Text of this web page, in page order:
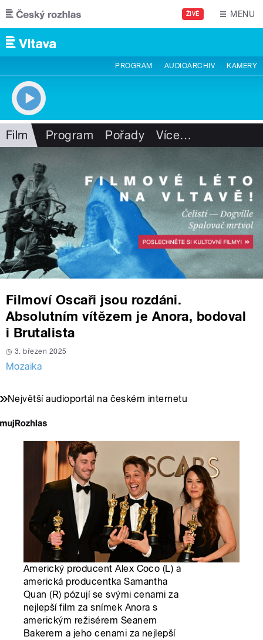
Přejít k hlavnímu obsahu
ŽIVĚ MENU
PROGRAM AUDIOARCHIV KAMERY
Film Program Pořady Více…
Filmoví Oscaři jsou rozdáni.
Absolutním vítězem je Anora, bodoval
i Brutalista
3. březen 2025
Mozaika
Největší audioportál na českém internetu
Americký producent Alex Coco (L) a
americká producentka Samantha
Quan (R) pózují se svými cenami za
nejlepší film za snímek Anora s
americkým režisérem Seanem
Bakerem a jeho cenami za nejlepší